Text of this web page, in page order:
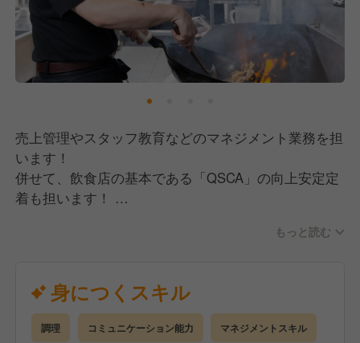
売上管理やスタッフ教育などのマネジメント業務を担
います！
併せて、飲食店の基本である「QSCA」の向上安定定
着も担います！
りをしていきます。
もっと読む
身につくスキル
調理 コミュニケーション能力 マネジメントスキル